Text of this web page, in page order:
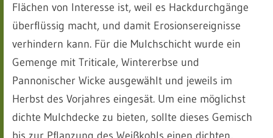
Flächen von Interesse ist, weil es Hackdurchgänge
überflüssig macht, und damit Erosionsereignisse
verhindern kann. Für die Mulchschicht wurde ein
Gemenge mit Triticale, Wintererbse und
Pannonischer Wicke ausgewählt und jeweils im
Herbst des Vorjahres eingesät. Um eine möglichst
dichte Mulchdecke zu bieten, sollte dieses Gemisch